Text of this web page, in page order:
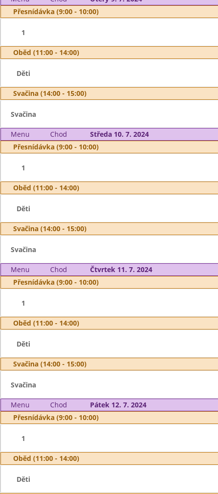
Přesnídávka (9:00 - 10:00)
1
Oběd (11:00 - 14:00)
Děti
Svačina (14:00 - 15:00)
Svačina
Menu Chod
Středa 10. 7. 2024
Přesnídávka (9:00 - 10:00)
1
Oběd (11:00 - 14:00)
Děti
Svačina (14:00 - 15:00)
Svačina
Menu Chod
Čtvrtek 11. 7. 2024
Přesnídávka (9:00 - 10:00)
1
Oběd (11:00 - 14:00)
Děti
Svačina (14:00 - 15:00)
Svačina
Menu Chod
Pátek 12. 7. 2024
Přesnídávka (9:00 - 10:00)
1
Oběd (11:00 - 14:00)
Děti